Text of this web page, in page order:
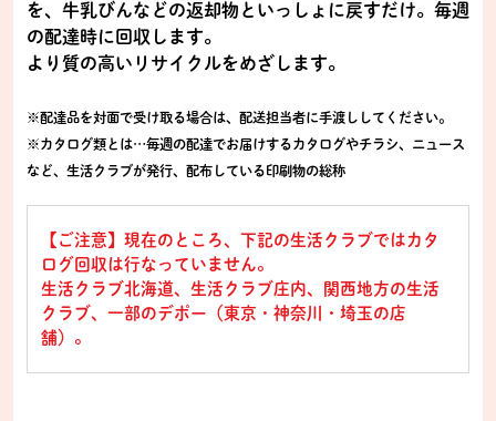
を、牛乳びんなどの返却物といっしょに戻すだけ。毎週
の配達時に回収します。
より質の高いリサイクルをめざします。
※配達品を対面で受け取る場合は、配送担当者に手渡ししてください。
※カタログ類とは…毎週の配達でお届けするカタログやチラシ、ニュース
など、生活クラブが発行、配布している印刷物の総称
【ご注意】現在のところ、下記の生活クラブではカタ
ログ回収は行なっていません。
生活クラブ北海道、生活クラブ庄内、関西地方の生活
クラブ、一部のデポー（東京・神奈川・埼玉の店
舗）。